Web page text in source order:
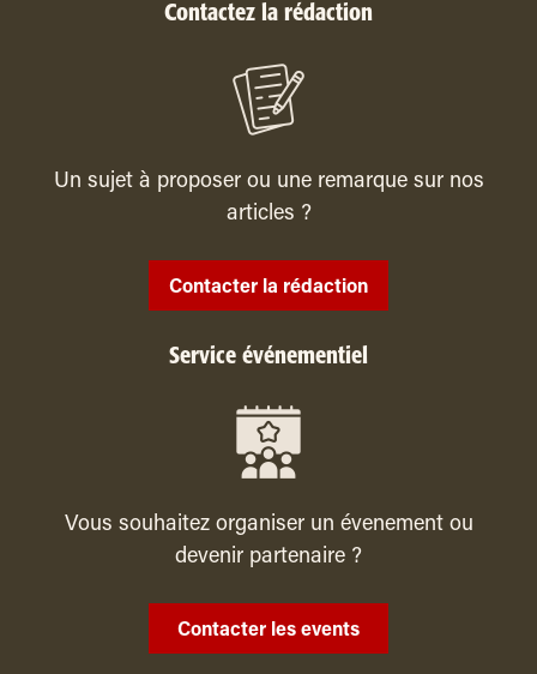
Contactez la rédaction
Un sujet à proposer ou une remarque sur nos
articles ?
Contacter la rédaction
Service événementiel
Vous souhaitez organiser un évenement ou
devenir partenaire ?
Contacter les events